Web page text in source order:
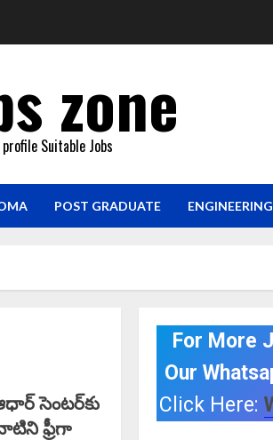
zone
Suitable Jobs
POST GRADUATE ENGINEERING
సెంటర్‌కు
ఫ్రీగా
For More
Our
Click Here: